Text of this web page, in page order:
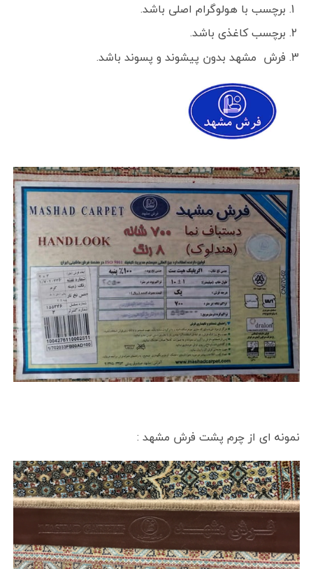
برچسب با هولوگرام اصلی باشد.
برچسب کاغذی باشد.
فرش مشهد بدون پیشوند و پسوند باشد.
نمونه ای از چرم پشت فرش مشهد :